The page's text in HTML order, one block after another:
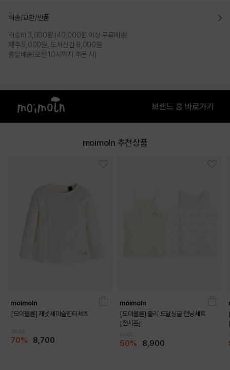
배송/교환/반품
배송비 3,000원 (40,000원 이상 무료배송)
제주 5,000원, 도서산간 8,000원
총알배송(오전 10시까지 주문 시)
moimoln 추천상품
moimoln
[모이몰른] 제넷세미슬림티셔츠
70% 8,700
moimoln
[모이몰른] 줄리 모달싱글 런닝세트
[전시즌]
50% 8,900